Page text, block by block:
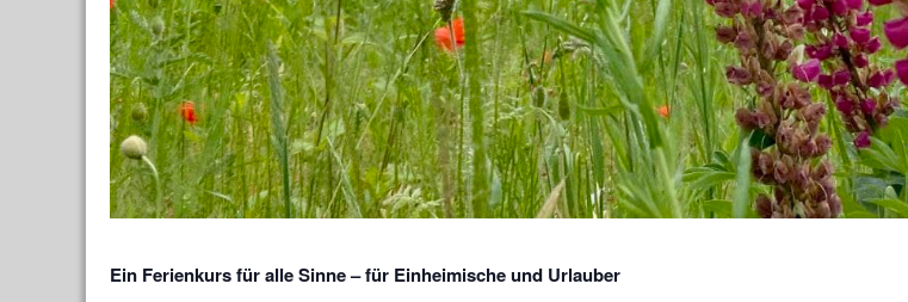
Ein Ferienkurs für alle Sinne – für Einheimische und Urlauber